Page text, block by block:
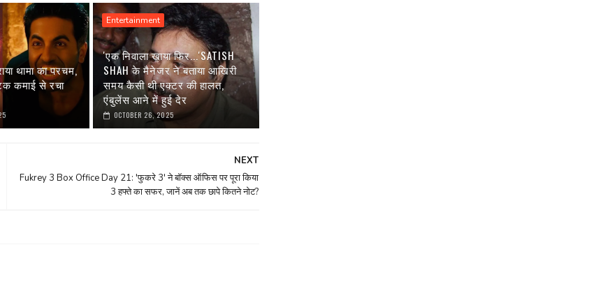
थामा का परचम,
कमाई से रचा
Entertainment
'एक निवाला खाया फिर...'SATISH
SHAH के मैनेजर ने बताया आखिरी
समय कैसी थी एक्टर की हालत,
एंबुलेंस आने में हुई देर
OCTOBER 26, 2025
NEXT
Fukrey 3 Box Office Day 21: 'फुकरे 3' ने बॉक्स ऑफिस पर पूरा किया
3 हफ्ते का सफर, जानें अब तक छापे कितने नोट?